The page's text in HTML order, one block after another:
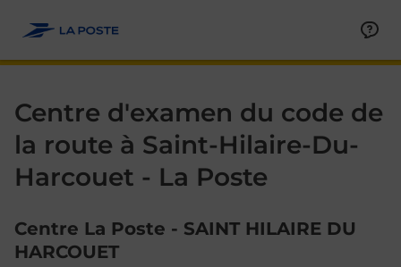
Centre d'examen du code de
la route à Saint-Hilaire-Du-
Harcouet - La Poste
Centre La Poste - SAINT HILAIRE DU
HARCOUET